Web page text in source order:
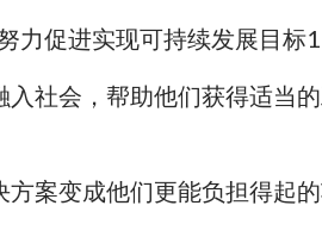
力促进实现可持续发展目标1
入社会，帮助他们获得适当
案变成他们更能负担得起的